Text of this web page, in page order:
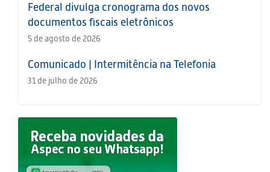
Federal divulga cronograma dos novos
documentos fiscais eletrônicos
5 de agosto de 2026
Comunicado | Intermitência na Telefonia
31 de julho de 2026